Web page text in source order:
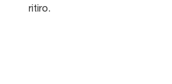
ritiro.